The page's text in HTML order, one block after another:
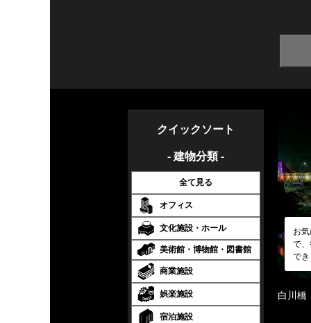
クイックソート
- 建物分類 -
全て見る
オフィス
文化施設・ホール
美術館・博物館・図書館
商業施設
娯楽施設
宿泊施設
お
で
で
白川橋